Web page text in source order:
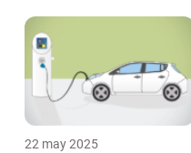
22 may 2025